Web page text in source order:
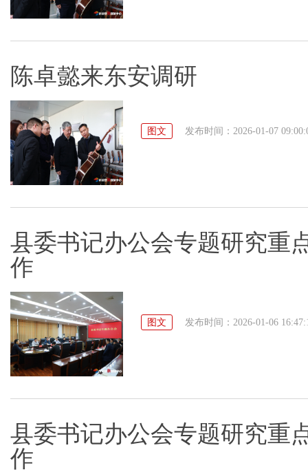
陈卓懿来东安调研
图文 发布时间：2026-01-07
县委书记办公会专题研究重
作
图文 发布时间：2026-01-06
县委书记办公会专题研究重
作